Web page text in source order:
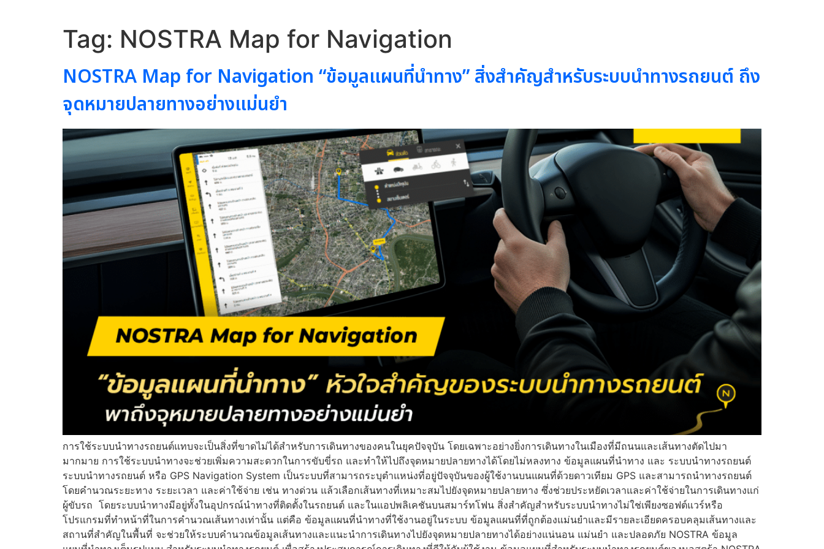
Tag: NOSTRA Map for Navigation
NOSTRA Map for Navigation “ข้อมูลแผนที่นำทาง” สิ่งสำคัญสำหรับระบบนำทางรถยนต์ ถึง
จุดหมายปลายทางอย่างแม่นยำ
การใช้ระบบนำทางรถยนต์แทบจะเป็นสิ่งที่ขาดไม่ได้สำหรับการเดินทางของคนในยุคปัจจุบัน โดยเฉพาะอย่างยิ่งการเดินทางในเมืองที่มีถนนและเส้นทางตัดไปมา
มากมาย การใช้ระบบนำทางจะช่วยเพิ่มความสะดวกในการขับขี่รถ และทำให้ไปถึงจุดหมายปลายทางได้โดยไม่หลงทาง ข้อมูลแผนที่นำทาง และ ระบบนำทางรถยนต์
ระบบนำทางรถยนต์ หรือ GPS Navigation System เป็นระบบที่สามารถระบุตำแหน่งที่อยู่ปัจจุบันของผู้ใช้งานบนแผนที่ด้วยดาวเทียม GPS และสามารถนำทางรถยนต์
โดยคำนวณระยะทาง ระยะเวลา และค่าใช้จ่าย เช่น ทางด่วน แล้วเลือกเส้นทางที่เหมาะสมไปยังจุดหมายปลายทาง ซึ่งช่วยประหยัดเวลาและค่าใช้จ่ายในการเดินทางแก่
ผู้ขับรถ โดยระบบนำทางมีอยู่ทั้งในอุปกรณ์นำทางที่ติดตั้งในรถยนต์ และในแอปพลิเคชันบนสมาร์ทโฟน สิ่งสำคัญสำหรับระบบนำทางไม่ใช่เพียงซอฟต์แวร์หรือ
โปรแกรมที่ทำหน้าที่ในการคำนวณเส้นทางเท่านั้น แต่คือ ข้อมูลแผนที่นำทางที่ใช้งานอยู่ในระบบ ข้อมูลแผนที่ที่ถูกต้องแม่นยำและมีรายละเอียดครอบคลุมเส้นทางและ
สถานที่สำคัญในพื้นที่ จะช่วยให้ระบบคำนวณข้อมูลเส้นทางและแนะนำการเดินทางไปยังจุดหมายปลายทางได้อย่างแน่นอน แม่นยำ และปลอดภัย NOSTRA ข้อมูล